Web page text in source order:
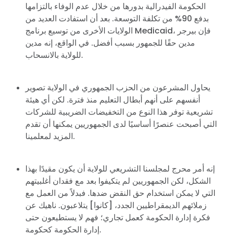
الحكومة الفيدرالية بدورها من خلال عدم الوفاء بالتزامها
بدفع 90% من تكلفة التوسعة. بعد أن استفادت العديد من
الولايات الأخرى من توسيع برنامج Medicaid، فإن بيرجر
مدين حقًا للجمهور بسبب أفضل. في الواقع، إنه مدين
للولاية بالانسحاب.
يحاول المشرعون من الحزب الجمهوري في الولاية تصوير
أنفسهم على أنهم أبطال التعليم منذ فترة. لكن أي هيئة
تشريعية توفر هذا النوع من التخفيضات الضريبية للشركات
التي أصبحت عنصرًا أساسيًا لدى الجمهوريين يمكنها أن تقدم
المزيد لمعلمينا.
إنه أمر محرج لمجلسنا التشريعي للولاية أن يكون مقيدًا بهذا
الشكل، لكن الجمهوريين لم يتكيفوا بعد مع فقدان أغلبيتهم
التي لا يمكن استخدام حق النقض ضدها. فبدلاً من العمل مع
زملائهم الديمقراطيين الجدد، [كانوا] يتلاعبون. ناهيك عن
فكرة إدارة الحكومة كعمل تجاري؛ فهم لا يستطيعون حتى
إدارة الحكومة كحكومة.